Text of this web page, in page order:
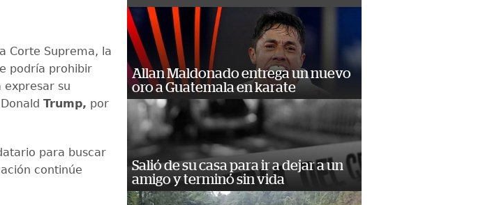
Corte Suprema, la
podría prohibir
expresar su
Trump, por
para buscar
continúe
Allan Maldonado entrega un nuevo
oro a Guatemala en karate
Salió de su casa para ir a dejar a un
amigo y terminó sin vida